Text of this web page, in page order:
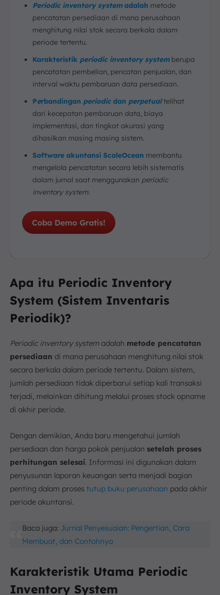
Kesimpulan
FAQ terkait Periodic Inventory System:
Periodic inventory systemadalah metode
pencatatan persediaan di mana perusahaan
menghitung nilai stok secara berkala dalam
periode tertentu.
Karakteristik periodic inventory systemberupa
pencatatan pembelian, pencatan penjualan, dan
interval waktu pembaruan data persediaan.
Perbandingan periodicdan perpetualtelihat
dari kecepatan pembaruan data, biaya
implementasi, dan tingkat akurasi yang
dihasilkan masing masing sistem.
Software akuntansi ScaleOcean membantu
mengelola pencatatan secara lebih sistematis
dalam jurnal saat menggunakan periodic
inventory system.
Coba Demo Gratis!
Apa itu Periodic Inventory
System (Sistem Inventaris
Periodik)?
Periodic inventory system adalah metode pencatatan
persediaan di mana perusahaan menghitung nilai stok
secara berkala dalam periode tertentu. Dalam sistem,
jumlah persediaan tidak diperbarui setiap kali transaksi
terjadi, melainkan dihitung melalui proses stock opname
di akhir periode.
Dengan demikian, Anda baru mengetahui jumlah
persediaan dan harga pokok penjualan setelah proses
perhitungan selesai. Informasi ini digunakan dalam
penyusunan laporan keuangan serta menjadi bagian
penting dalam proses tutup buku perusahaan pada akhir
periode akuntansi.
Baca juga: Jurnal Penyesuaian: Pengertian, Cara
Membuat, dan Contohnya
Karakteristik Utama Periodic
Inventory System